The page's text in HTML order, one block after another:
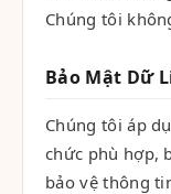
Chúng tôi
Bảo Mật Dữ
Chúng tôi áp
chức phù hợp,
bảo vệ thông